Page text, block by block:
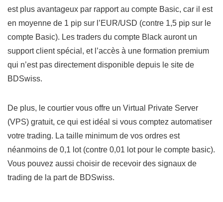
est plus avantageux par rapport au compte Basic, car il est
en moyenne de 1 pip sur l’EUR/USD (contre 1,5 pip sur le
compte Basic). Les traders du compte Black auront un
support client spécial, et l’accès à une formation premium
qui n’est pas directement disponible depuis le site de
BDSwiss.
De plus, le courtier vous offre un Virtual Private Server
(VPS) gratuit, ce qui est idéal si vous comptez automatiser
votre trading. La taille minimum de vos ordres est
néanmoins de 0,1 lot (contre 0,01 lot pour le compte basic).
Vous pouvez aussi choisir de recevoir des signaux de
trading de la part de BDSwiss.